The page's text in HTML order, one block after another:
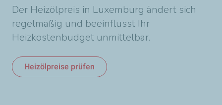
Der Heizölpreis in Luxemburg ändert sich
regelmäßig und beeinflusst Ihr
Heizkostenbudget unmittelbar.
Heizölpreise prüfen